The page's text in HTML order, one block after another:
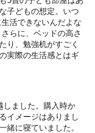
子どもの想定。いつ
活できないんだよな
らに、ベッドの高さ
り、勉強机がすごく
実際の生活感とはギ
しました。購入時か
イメージはありまし
緒に寝ていました。